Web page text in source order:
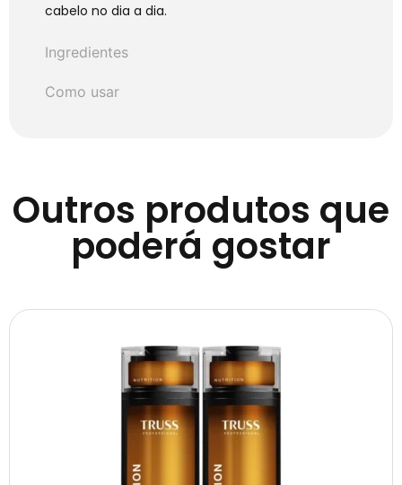
Ingredientes
Como usar
cabelo no dia a dia.
Outros produtos que
poderá gostar